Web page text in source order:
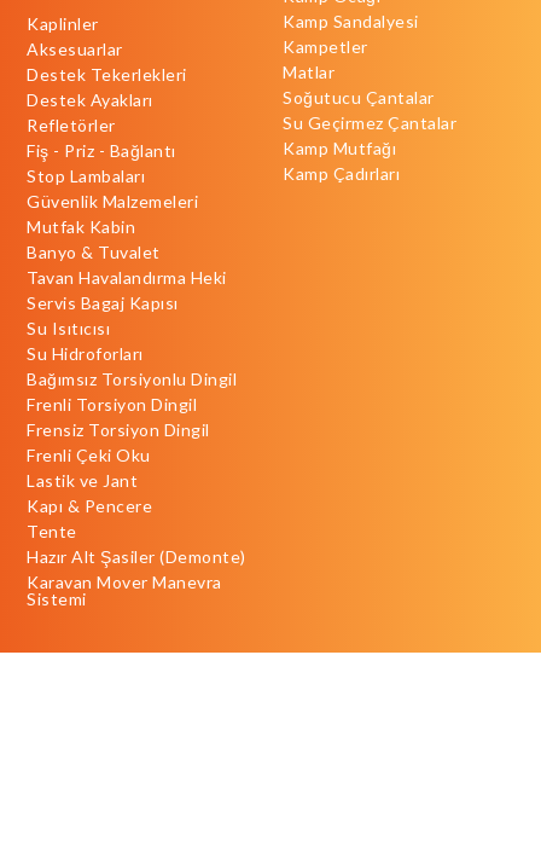
Kaplinler
Aksesuarlar
Destek Tekerlekleri
Destek Ayakları
Refletörler
Fiş - Priz - Bağlantı
Stop Lambaları
Güvenlik Malzemeleri
Mutfak Kabin
Banyo & Tuvalet
Tavan Havalandırma Heki
Servis Bagaj Kapısı
Su Isıtıcısı
Su Hidroforları
Bağımsız Torsiyonlu Dingil
Frenli Torsiyon Dingil
Frensiz Torsiyon Dingil
Frenli Çeki Oku
Lastik ve Jant
Kapı & Pencere
Tente
Hazır Alt Şasiler (Demonte)
Karavan Mover Manevra
Sistemi
Kamp Sandalyesi
Kampetler
Matlar
Soğutucu Çantalar
Su Geçirmez Çantalar
Kamp Mutfağı
Kamp Çadırları